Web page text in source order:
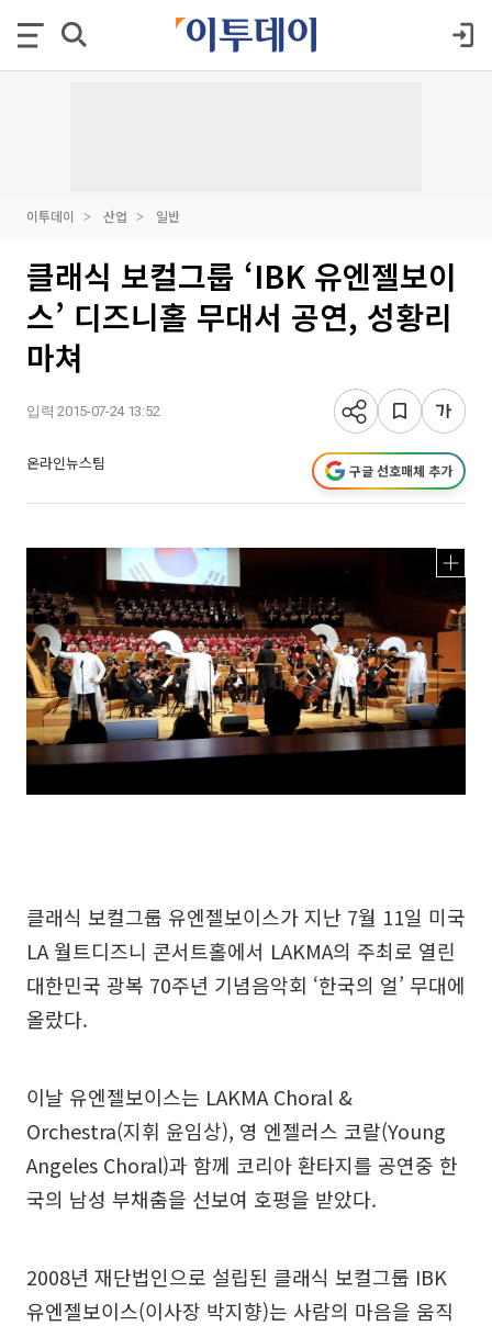
이투데이 산업 일반
클래식 보컬그룹 ‘IBK 유엔젤보이
스’ 디즈니홀 무대서 공연, 성황리
마쳐
입력 2015-07-24 13:52
온라인뉴스팀 구글 선호매체 추가
클래식 보컬그룹 유엔젤보이스가 지난 7월 11일 미국
LA 월트디즈니 콘서트홀에서 LAKMA의 주최로 열린
대한민국 광복 70주년 기념음악회 ‘한국의 얼’ 무대에
올랐다.
이날 유엔젤보이스는 LAKMA Choral &
Orchestra(지휘 윤임상), 영 엔젤러스 코랄(Young
Angeles Choral)과 함께 코리아 환타지를 공연중 한
국의 남성 부채춤을 선보여 호평을 받았다.
2008년 재단법인으로 설립된 클래식 보컬그룹 IBK
유엔젤보이스(이사장 박지향)는 사람의 마음을 움직